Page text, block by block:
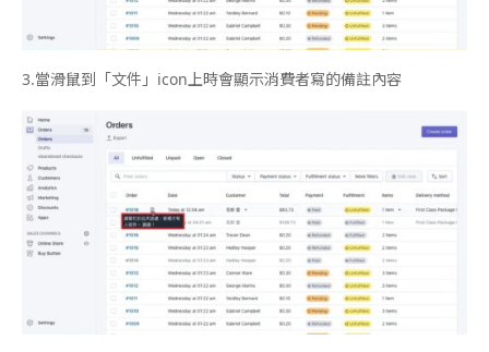
3.當滑鼠到「文件」 icon上時會顯示消費者寫的備註內容